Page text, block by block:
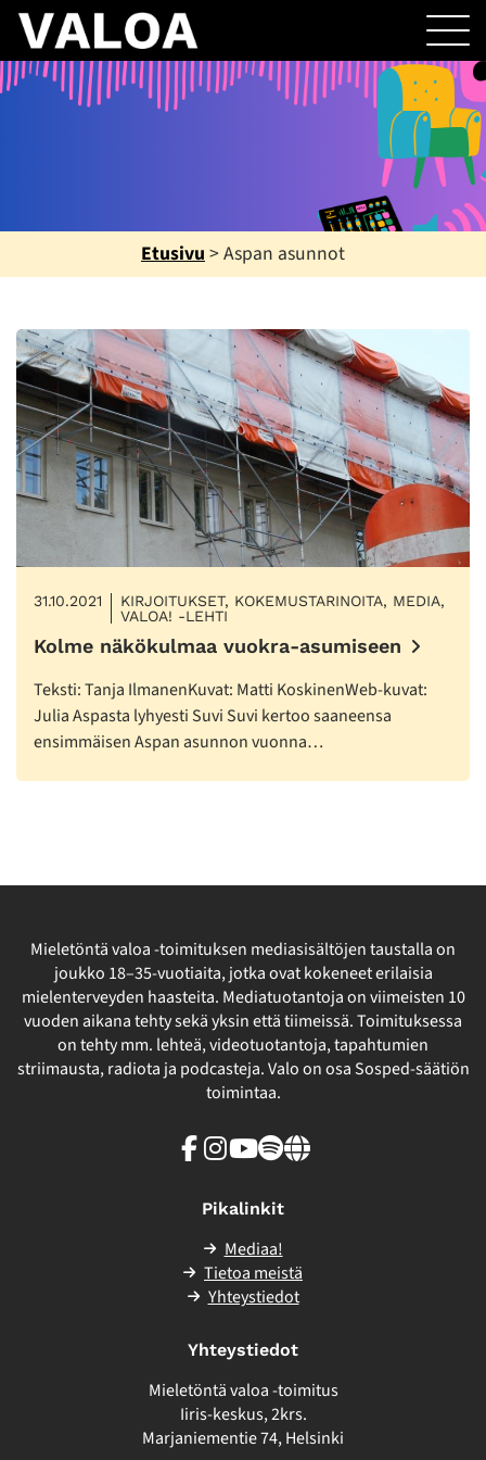
Etusivu > Aspan asunnot
31.10.2021
KIRJOITUKSET, KOKEMUSTARINOITA, MEDIA,
VALOA! -LEHTI
Kolme näkökulmaa vuokra-asumiseen
Teksti: Tanja IlmanenKuvat: Matti KoskinenWeb-kuvat:
Julia Aspasta lyhyesti Suvi Suvi kertoo saaneensa
ensimmäisen Aspan asunnon vuonna…
Mieletöntä valoa -toimituksen mediasisältöjen taustalla on
joukko 18–35-vuotiaita, jotka ovat kokeneet erilaisia
mielenterveyden haasteita. Mediatuotantoja on viimeisten 10
vuoden aikana tehty sekä yksin että tiimeissä. Toimituksessa
on tehty mm. lehteä, videotuotantoja, tapahtumien
striimausta, radiota ja podcasteja. Valo on osa Sosped-säätiön
toimintaa.
Facebook
Instagram
Youtube
SpotifyLinkki
Pikalinkit
Mediaa!
Tietoa meistä
Yhteystiedot
Yhteystiedot
Mieletöntä valoa -toimitus
Iiris-keskus, 2krs.
Marjaniementie 74, Helsinki